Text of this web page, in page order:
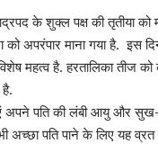
के शुक्ल पक्ष की तृतीया को
को अपरंपार माना गया है. इस
महत्व है.हरतालिका तीजको
अपने पति की लंबी आयु और
अच्छा पति पाने के लिए यह